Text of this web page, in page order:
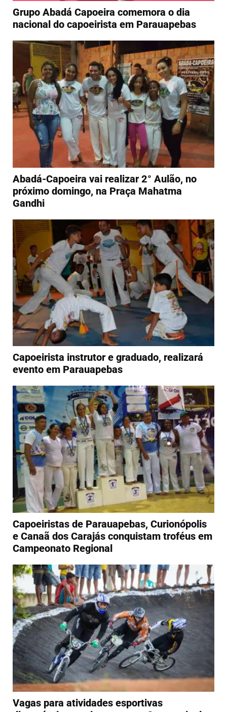
Grupo Abadá Capoeira comemora o dia
nacional do capoeirista em Parauapebas
Abadá-Capoeira vai realizar 2° Aulão, no
próximo domingo, na Praça Mahatma
Gandhi
Capoeirista instrutor e graduado, realizará
evento em Parauapebas
Capoeiristas de Parauapebas, Curionópolis
e Canaã dos Carajás conquistam troféus em
Campeonato Regional
Vagas para atividades esportivas